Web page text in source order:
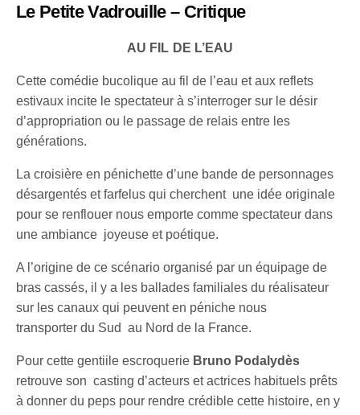
Le Petite Vadrouille – Critique
AU FIL DE L’EAU
Cette comédie bucolique au fil de l’eau et aux reflets
estivaux incite le spectateur à s’interroger sur le désir
d’appropriation ou le passage de relais entre les
générations.
La croisière en pénichette d’une bande de personnages
désargentés et farfelus qui cherchent une idée originale
pour se renflouer nous emporte comme spectateur dans
une ambiance joyeuse et poétique.
A l’origine de ce scénario organisé par un équipage de
bras cassés, il y a les ballades familiales du réalisateur
sur les canaux qui peuvent en péniche nous
transporter du Sud au Nord de la France.
Pour cette gentiile escroquerie Bruno Podalydès
retrouve son casting d’acteurs et actrices habituels prêts
à donner du peps pour rendre crédible cette histoire, en y